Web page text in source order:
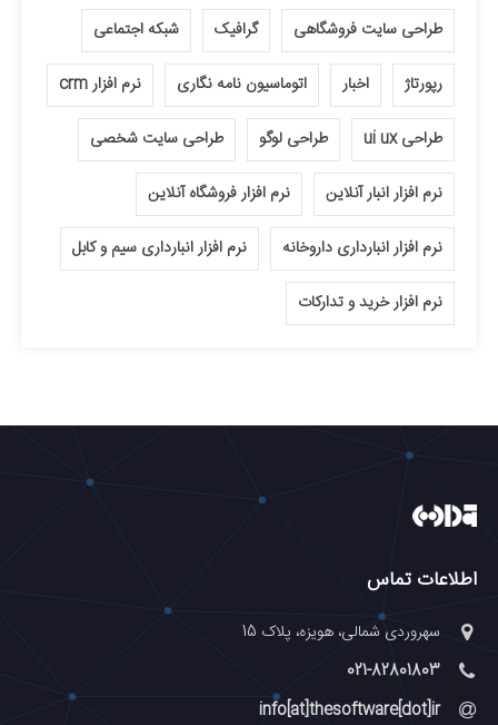
طراحی سایت فروشگاهی گرافیک شبکه اجتماعی
رپورتاژ اخبار اتوماسیون نامه نگاری نرم افزار crm
طراحی ui ux طراحی لوگو طراحی سایت شخصی
نرم افزار انبار آنلاین نرم افزار فروشگاه آنلاین
نرم افزار انبارداری داروخانه نرم افزار انبارداری سیم و کابل
نرم افزار خرید و تدارکات
اطلاعات تماس
سهروردی شمالی، هویزه، پلاک 15
021-82801803
info[at]thesoftware[dot]ir